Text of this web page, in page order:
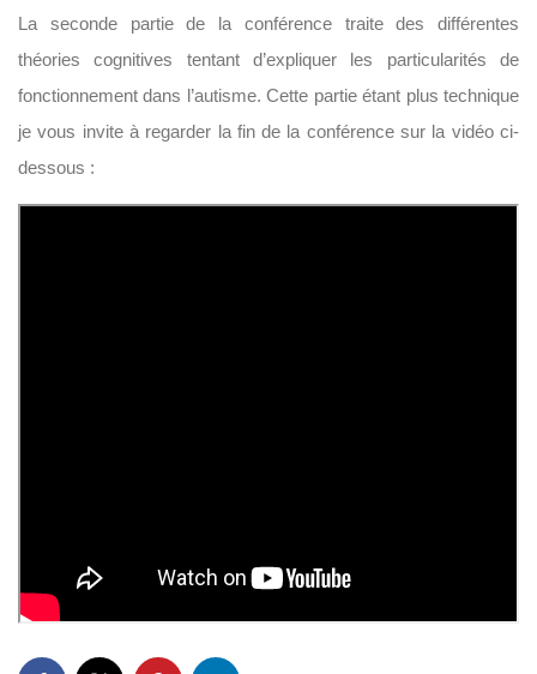
La seconde partie de la conférence traite des différentes
théories cognitives tentant d’expliquer les particularités de
fonctionnement dans l’autisme. Cette partie étant plus technique
je vous invite à regarder la fin de la conférence sur la vidéo ci-
dessous :